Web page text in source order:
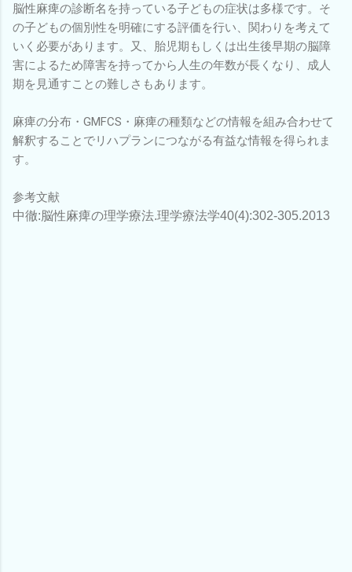
脳性麻痺の診断名を持っている子どもの症状は多様です。そ
の子どもの個別性を明確にする評価を行い、関わりを考えて
いく必要があります。又、胎児期もしくは出生後早期の脳障
害によるため障害を持ってから人生の年数が長くなり、成人
期を見通すことの難しさもあります。
麻痺の分布・GMFCS・麻痺の種類などの情報を組み合わせて
解釈することでリハプランにつながる有益な情報を得られま
す。
参考文献
中徹: 脳性麻痺の理学療法.理学療法学40(4):302‐305.2013